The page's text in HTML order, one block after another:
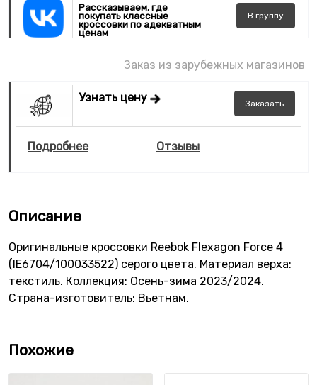
Рассказываем, где
покупать классные
кроссовки по адекватным
ценам
В группу
Заказ из зарубежных магазинов
Узнать цену Заказать
Подробнее Отзывы
Описание
Оригинальные кроссовки Reebok Flexagon Force 4
(IE6704/100033522) серого цвета. Материал верха:
текстиль. Коллекция: Осень-зима 2023/2024.
Страна-изготовитель: Вьетнам.
Похожие